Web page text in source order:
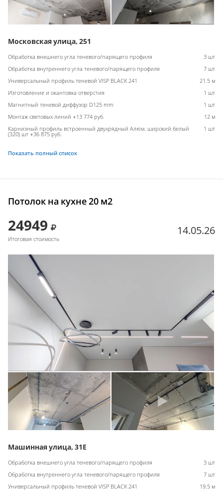
Московская улица, 251
Обработка внешнего угла теневого/парящего профиля
3 шт
Обработка внутреннего угла теневого/парящего профиля
7 шт
Универсальный профиль теневой VISP BLACK 241
21.5 м
Изготовление и окантовка отверстия
1 шт
Магнитный теневой диффузор D125 mm
1 шт
Монтаж световых линий +13 774 руб.
12 м
Карнизный профиль встроенный двухрядный Алюм. широкий белый
(320) шт +36 875 руб.
1 шт
Показать полный список
Потолок на кухне 20 м2
24949
Итоговая стоимость
14.05.26
Машинная улица, 31Е
Обработка внешнего угла теневого/парящего профиля
3 шт
Обработка внутреннего угла теневого/парящего профиля
7 шт
Универсальный профиль теневой VISP BLACK 241
19.5 м